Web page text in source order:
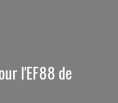
l'EF88 de